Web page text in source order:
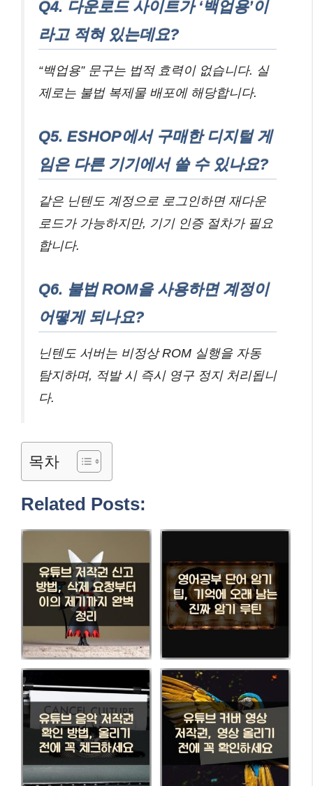
Q4. 다운로드 사이트가 ‘백업용’이
라고 적혀 있는데요?
“백업용” 문구는 법적 효력이 없습니다. 실
제로는 불법 복제물 배포에 해당합니다.
Q5. ESHOP에서 구매한 디지털 게
임은 다른 기기에서 쓸 수 있나요?
같은 닌텐도 계정으로 로그인하면 재다운
로드가 가능하지만, 기기 인증 절차가 필요
합니다.
Q6. 불법 ROM을 사용하면 계정이
어떻게 되나요?
닌텐도 서버는 비정상 ROM 실행을 자동
탐지하며, 적발 시 즉시 영구 정지 처리됩니
다.
목차
Related Posts: